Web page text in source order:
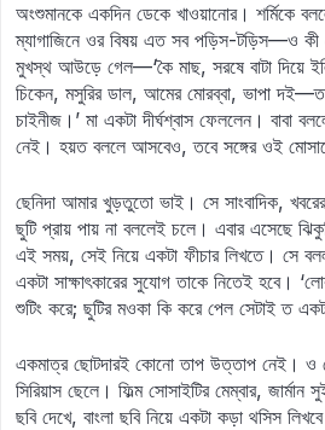
অংশুমানকে একদিন ডেকে খাওয়ানোর। শর্মিকে
ম্যাগাজিনে ওর বিষয় এত সব পড়িস-টড়িস—ও কী
মুখস্থ আউড়ে গেল—‘কৈ মাছ, সরষে বাটা দিয়ে
চিকেন, মসুরির ডাল, আমের মোরব্বা, ভাপা
চাইনীজ।’ মা একটা দীর্ঘশ্বাস ফেললেন। বাবা
নেই। হয়ত বললে আসবেও, তবে সঙ্গের ওই
ছেনিদা আমার খুড়তুতো ভাই। সে সাংবাদিক,
ছুটি প্রায় পায় না বললেই চলে। এবার এসেছে
এই সময়, সেই নিয়ে একটা ফীচার লিখতে। সে
একটা সাক্ষাৎকারের সুযোগ তাকে নিতেই হবে।
শুটিং করে; ছুটির মওকা কি করে পেল সেটাই ত
একমাত্র ছোটদারই কোনো তাপ উত্তাপ নেই। ও
সিরিয়াস ছেলে। ফিল্ম সোসাইটির মেম্বার, জার্মান
ছবি দেখে, বাংলা ছবি নিয়ে একটা কড়া থসিস